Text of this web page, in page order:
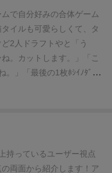
た。
ーク』として2人で遊ぶ
と思います。
されたものをいくつか加
おります。最新のレビュ
込み甲斐を約束してくれ
煩雑さもアップしてしま
依存カードを読みながら
ンポや見通しが悪く、
ードを把握するのもかな
エイトが非常に高いの
<「カードドラフトの楽
ないカード（購入すれ
るのも特殊）、かなりシ
左右されそうなカード構
ムだと思う。
もともと、
って、ドラフトゲームは
で、シビアな評価をする
いので、今まで遊んでき
部やるは無理だから、引
カードで何をするかを考
ードを手札に加える場合
ップを支払い、いらない
ードプレイフェイズへ。
まず手札に青カード(目
カードは自分の目の前に
猫タイル獲得カード)を好
で自分好みの合体ゲーム
タイルも可愛らしくて、タ
2人ドラフトやと
「う
。カットします。」
「こ
。」
「最後の1枚ﾎｼｲﾉﾀﾞ
最高だぜ。
終わったし、よいプレイ
はやりすぎました。
かな。 猫好き、タイル好
持っているユーザー視点
両面から紹介します！ ア